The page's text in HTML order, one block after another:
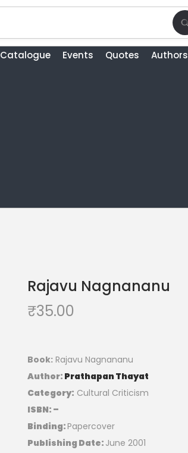
Catalogue Events Quotes
Authors
Rajavu Nagnananu
₹35.00
Book: Rajavu Nagnananu
Author: Prathapan Thayat
Category: Cultural Criticism
ISBN: –
Binding: Papercover
Publishing Date: June 2001